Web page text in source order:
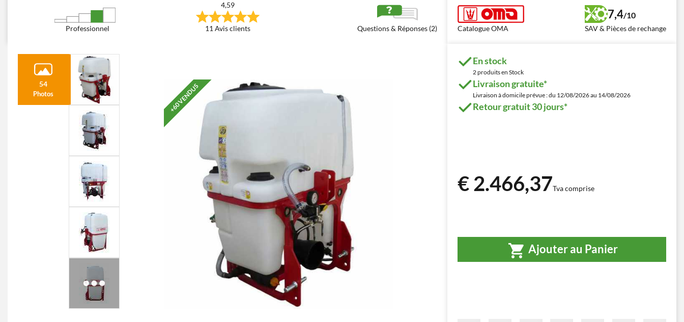
Professionnel
4,59
11 Avis clients Questions & Réponses (2) Catalogue OMA
7,4/10
SAV & Pièces de rechange
54
Photos +60 VENDUS
En stock
2 produits en Stock
Livraison gratuite*
Livraison à domicile prévue : du 12/08/2026 au 14/08/2026
Retour gratuit 30 jours*
€ 2.466,37Tva comprise
Ajouter au Panier